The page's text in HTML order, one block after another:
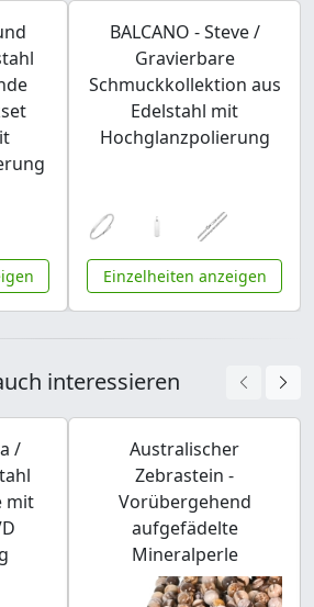
BALCANO - Steve /
Gravierbare
Schmuckkollektion aus
Edelstahl mit
Hochglanzpolierung
Einzelheiten anzeigen
interessieren
/
mit
Australischer
Zebrastein -
Vorübergehend
aufgefädelte
Mineralperle